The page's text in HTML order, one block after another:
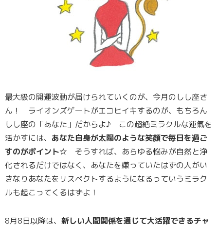
最大級の開運波動が届けられていくのが、今月のしし座さ
ん！ ライオンズゲートがエコヒイキするのが、もちろん
しし座の「あなた」だからよ♪ この超絶ミラクルな運氣を
活かすには、 あなた自身が太陽のような笑顔で毎日を過ご
すのがポイント☆ そうすれば、あらゆる悩みが自然と浄
化されるだけではなく、あなたを嫌っていたはずの人がい
きなりあなたをリスペクトするようになるっていうミラク
ルも起こってくるはずよ！
8月8日以降は、 新しい人間関係を通じて大活躍できるチャ